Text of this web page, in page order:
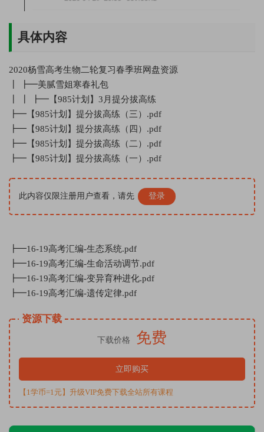
具体内容
2020杨雪高考生物二轮复习春季班网盘资源
┃ ┣━美腻雪姐寒春礼包
┃ ┃ ┣━【985计划】3月提分拔高练
┣━【985计划】提分拔高练（三）.pdf
┣━【985计划】提分拔高练（四）.pdf
┣━【985计划】提分拔高练（二）.pdf
┣━【985计划】提分拔高练（一）.pdf
此内容仅限注册用户查看，请先 登录
┣━16-19高考汇编-生态系统.pdf
┣━16-19高考汇编-生命活动调节.pdf
┣━16-19高考汇编-变异育种进化.pdf
┣━16-19高考汇编-遗传定律.pdf
资源下载
下载价格 免费
立即购买
【1学币=1元】升级VIP免费下载全站所有课程